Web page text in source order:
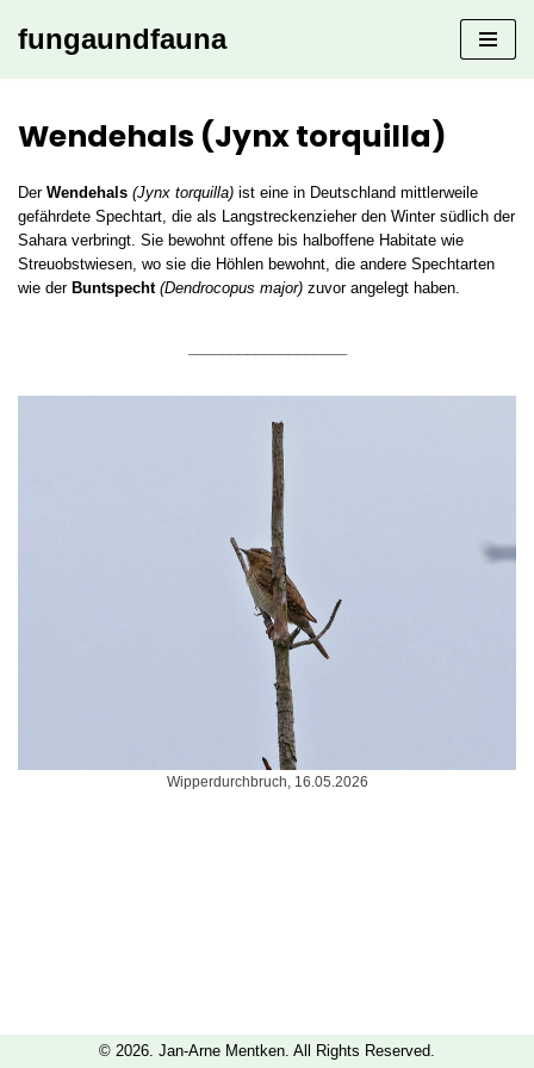
fungaundfauna
Wendehals (Jynx torquilla)
Der Wendehals (Jynx torquilla) ist eine in Deutschland mittlerweile
gefährdete Spechtart, die als Langstreckenzieher den Winter südlich der
Sahara verbringt. Sie bewohnt offene bis halboffene Habitate wie
Streuobstwiesen, wo sie die Höhlen bewohnt, die andere Spechtarten
wie der Buntspecht (Dendrocopus major) zuvor angelegt haben.
Wipperdurchbruch, 16.05.2026
© 2026. Jan-Arne Mentken. All Rights Reserved.